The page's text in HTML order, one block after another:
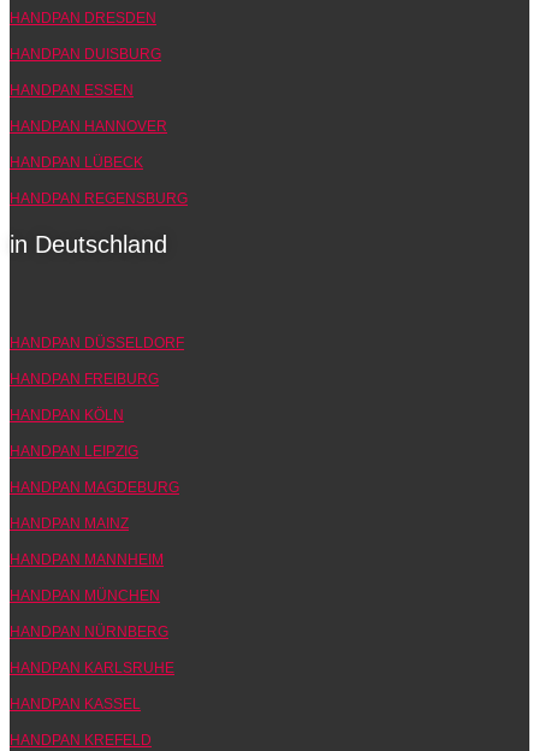
HANDPAN DRESDEN
HANDPAN DUISBURG
HANDPAN ESSEN
HANDPAN HANNOVER
HANDPAN LÜBECK
HANDPAN REGENSBURG
in Deutschland
HANDPAN DÜSSELDORF
HANDPAN FREIBURG
HANDPAN KÖLN
HANDPAN LEIPZIG
HANDPAN MAGDEBURG
HANDPAN MAINZ
HANDPAN MANNHEIM
HANDPAN MÜNCHEN
HANDPAN NÜRNBERG
HANDPAN KARLSRUHE
HANDPAN KASSEL
HANDPAN KREFELD